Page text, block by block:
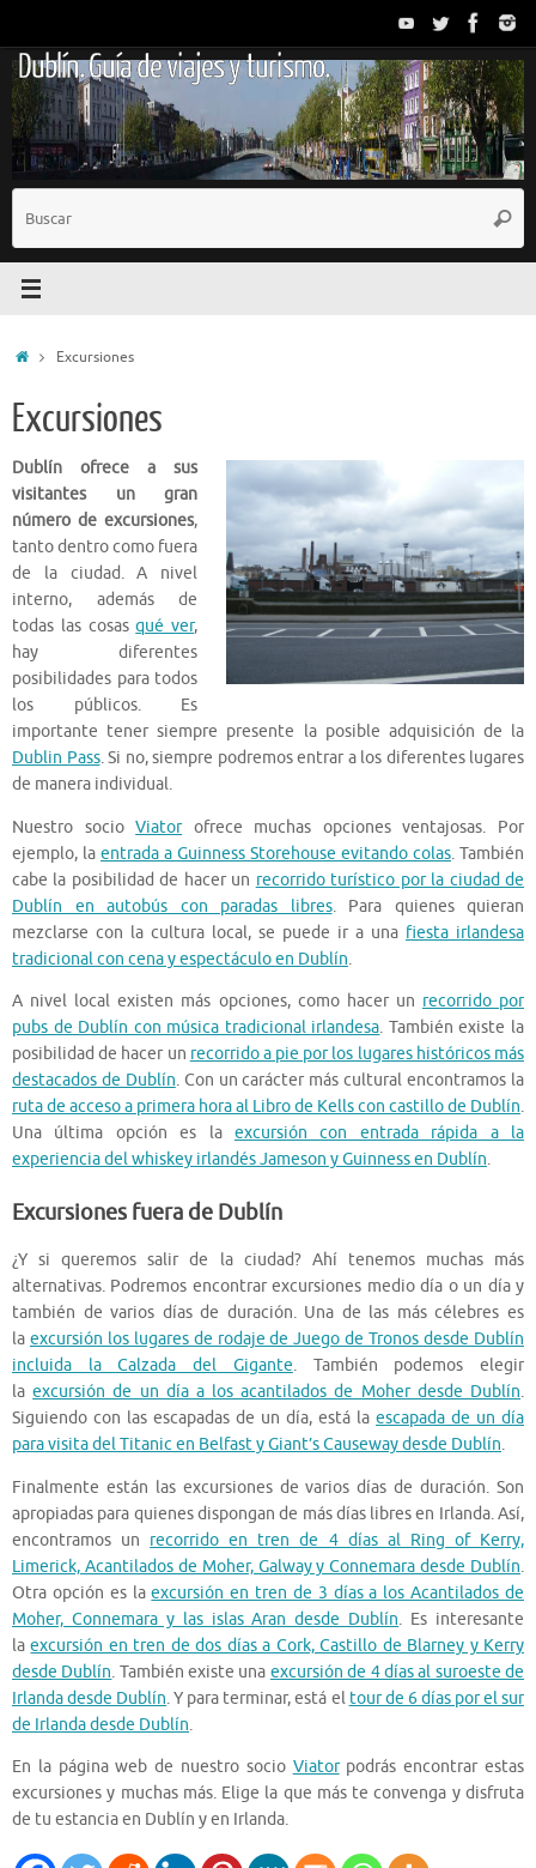
contenido
Dublín. Guía de viajes y turismo.
InicioExcursiones
Excursiones
Dublín ofrece a sus
visitantes un gran
número de excursiones,
tanto dentro como fuera
de la ciudad. A nivel
interno, además de
todas las cosasqué ver,
hay diferentes
posibilidades para todos
los públicos. Es
importante tener siempre presente la posible adquisición de la
Dublin Pass. Si no, siempre podremos entrar a los diferentes lugares
de manera individual.
Nuestro socioViatorofrece muchas opciones ventajosas. Por
ejemplo, la entrada a Guinness Storehouse evitando colas. También
cabe la posibilidad de hacer un recorrido turístico por la ciudad de
Dublín en autobús con paradas libres. Para quienes quieran
mezclarse con la cultura local, se puede ir a una fiesta irlandesa
tradicional con cena y espectáculo en Dublín.
A nivel local existen más opciones, como hacer un recorrido por
pubs de Dublín con música tradicional irlandesa. También existe la
posibilidad de hacer un recorrido a pie por los lugares históricos más
destacados de Dublín. Con un carácter más cultural encontramos la
ruta de acceso a primera hora al Libro de Kells con castillo de Dublín.
Una última opción es la excursión con entrada rápida a la
experiencia del whiskey irlandés Jameson y Guinness en Dublín.
Excursiones fuera de Dublín
¿Y si queremos salir de la ciudad? Ahí tenemos muchas más
alternativas. Podremos encontrar excursiones medio día o un día y
también de varios días de duración. Una de las más célebres es
la excursión los lugares de rodaje de Juego de Tronos desde Dublín
incluida la Calzada del Gigante. También podemos elegir
laexcursión de un día a los acantilados de Moher desde Dublín.
Siguiendo con las escapadas de un día, está la escapada de un día
para visita del Titanic en Belfast y Giant’s Causeway desde Dublín.
Finalmente están las excursiones de varios días de duración. Son
apropiadas para quienes dispongan de más días libres en Irlanda. Así,
encontramos un recorrido en tren de 4 días al Ring of Kerry,
Limerick, Acantilados de Moher, Galway y Connemara desde Dublín.
Otra opción es laexcursión en tren de 3 días a los Acantilados de
Moher, Connemara y las islas Aran desde Dublín. Es interesante
laexcursión en tren de dos días a Cork, Castillo de Blarney y Kerry
desde Dublín. También existe una excursión de 4 días al suroeste de
Irlanda desde Dublín. Y para terminar, está el tour de 6 días por el sur
de Irlanda desde Dublín.
En la página web de nuestro socio Viatorpodrás encontrar estas
excursiones y muchas más. Elige la que más te convenga y disfruta
de tu estancia en Dublín y en Irlanda.